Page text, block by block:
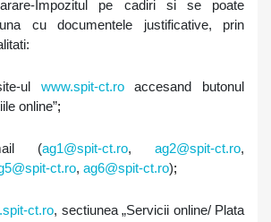
Impozitul pe cadiri si se poate
cu documentele justificative, prin
ul www.spit-ct.roaccesand butonul
iile online”;
(ag1@spit-ct.ro, ag2@spit-ct.ro,
ct.ro, ag6@spit-ct.ro);
ct.ro, sectiunea „Servicii online/ Plata